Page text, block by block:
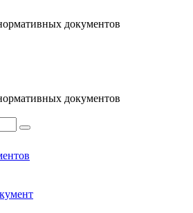
документов
документов